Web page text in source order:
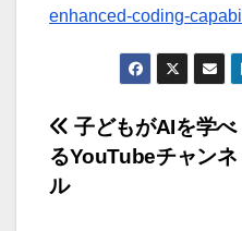
enhanced-coding-
投
稿
子どもがAIを学べ
るYouTubeチャンネ
ル